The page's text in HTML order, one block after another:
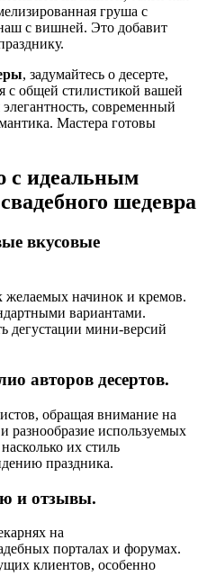
груша с
с вишней. Это добавит
, задумайтесь о десерте,
с общей стилистикой вашей
современный
Мастера готовы
с идеальным
шедевра
вкусовые
желаемых начинок и кремов.
вариантами.
дегустации мини-версий
авторов десертов.
обращая внимание на
разнообразие используемых
их стиль
праздника.
и отзывы.
на
порталах и форумах.
клиентов, особенно